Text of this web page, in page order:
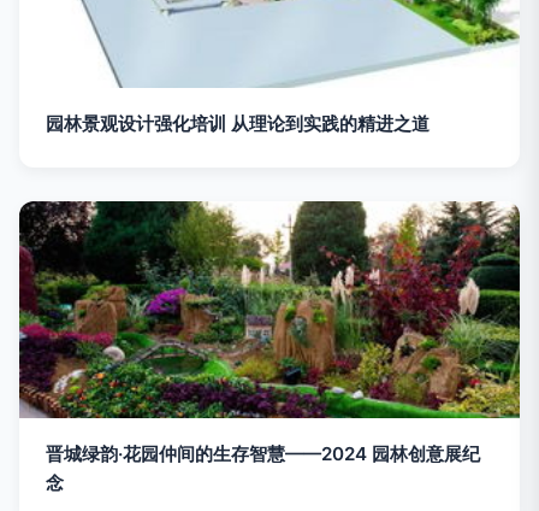
园林景观设计强化培训 从理论到实践的精进之道
晋城绿韵·花园仲间的生存智慧——2024 园林创意展纪
念